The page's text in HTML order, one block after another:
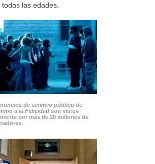
todas las edades.
de servicio público de
a la Felicidad son vistos
por más de 20 millones de